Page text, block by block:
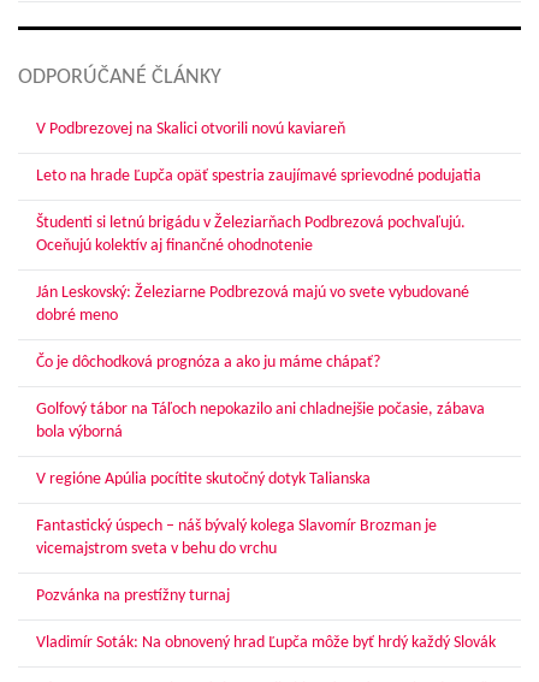
ODPORÚČANÉ ČLÁNKY
V Podbrezovej na Skalici otvorili novú kaviareň
Leto na hrade Ľupča opäť spestria zaujímavé sprievodné podujatia
Študenti si letnú brigádu v Železiarňach Podbrezová pochvaľujú.
Oceňujú kolektív aj finančné ohodnotenie
Ján Leskovský: Železiarne Podbrezová majú vo svete vybudované
dobré meno
Čo je dôchodková prognóza a ako ju máme chápať?
Golfový tábor na Táľoch nepokazilo ani chladnejšie počasie, zábava
bola výborná
V regióne Apúlia pocítite skutočný dotyk Talianska
Fantastický úspech – náš bývalý kolega Slavomír Brozman je
vicemajstrom sveta v behu do vrchu
Pozvánka na prestížny turnaj
Vladimír Soták: Na obnovený hrad Ľupča môže byť hrdý každý Slovák